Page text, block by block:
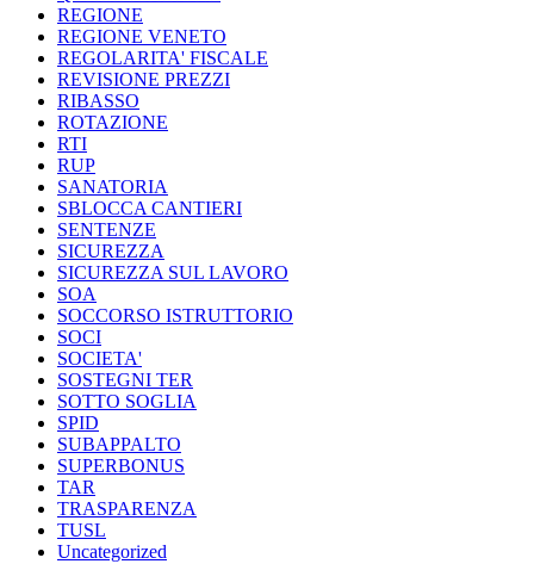
REGIONE
REGIONE VENETO
REGOLARITA' FISCALE
REVISIONE PREZZI
RIBASSO
ROTAZIONE
RTI
RUP
SANATORIA
SBLOCCA CANTIERI
SENTENZE
SICUREZZA
SICUREZZA SUL LAVORO
SOA
SOCCORSO ISTRUTTORIO
SOCI
SOCIETA'
SOSTEGNI TER
SOTTO SOGLIA
SPID
SUBAPPALTO
SUPERBONUS
TAR
TRASPARENZA
TUSL
Uncategorized